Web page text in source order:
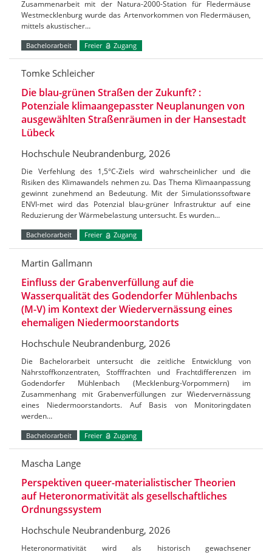
Zusammenarbeit mit der Natura-2000-Station für Fledermäuse
Westmecklenburg wurde das Artenvorkommen von Fledermäusen,
mittels akustischer…
Bachelorarbeit Freier Zugang
Tomke Schleicher
Die blau-grünen Straßen der Zukunft? :
Potenziale klimaangepasster Neuplanungen von
ausgewählten Straßenräumen in der Hansestadt
Lübeck
Hochschule Neubrandenburg, 2026
Die Verfehlung des 1,5°C-Ziels wird wahrscheinlicher und die
Risiken des Klimawandels nehmen zu. Das Thema Klimaanpassung
gewinnt zunehmend an Bedeutung. Mit der Simulationssoftware
ENVI-met wird das Potenzial blau-grüner Infrastruktur auf eine
Reduzierung der Wärmebelastung untersucht. Es wurden…
Bachelorarbeit Freier Zugang
Martin Gallmann
Einfluss der Grabenverfüllung auf die
Wasserqualität des Godendorfer Mühlenbachs
(M-V) im Kontext der Wiedervernässung eines
ehemaligen Niedermoorstandorts
Hochschule Neubrandenburg, 2026
Die Bachelorarbeit untersucht die zeitliche Entwicklung von
Nährstoffkonzentraten, Stofffrachten und Frachtdifferenzen im
Godendorfer Mühlenbach (Mecklenburg-Vorpommern) im
Zusammenhang mit Grabenverfüllungen zur Wiedervernässung
eines Niedermoorstandorts. Auf Basis von Monitoringdaten
werden…
Bachelorarbeit Freier Zugang
Mascha Lange
Perspektiven queer-materialistischer Theorien
auf Heteronormativität als gesellschaftliches
Ordnungssystem
Hochschule Neubrandenburg, 2026
Heteronormativität wird als historisch gewachsener